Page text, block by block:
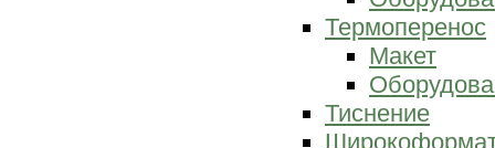
Термоперенос
Макет
Тиснение